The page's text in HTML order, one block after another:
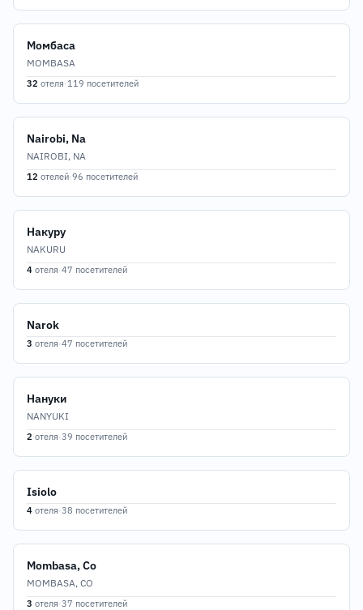
Момбаса
MOMBASA
32 отеля·119 посетителей
Nairobi, Na
NAIROBI, NA
12 отелей·96 посетителей
Накуру
NAKURU
4 отеля·47 посетителей
Narok
3 отеля·47 посетителей
Нануки
NANYUKI
2 отеля·39 посетителей
Isiolo
4 отеля·38 посетителей
Mombasa, Co
MOMBASA, CO
3 отеля·37 посетителей